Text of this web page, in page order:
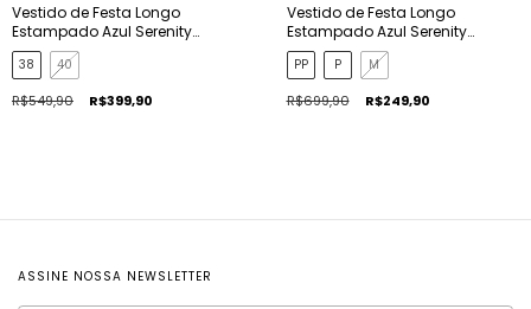
Vestido de Festa Longo
Estampado Azul Serenity
Isabela
38 40
R$549,90 R$399,90
Vestido de Festa Longo
Estampado Azul Serenity
Rafaela
PP P M
R$699,90 R$249,90
ASSINE NOSSA NEWSLETTER